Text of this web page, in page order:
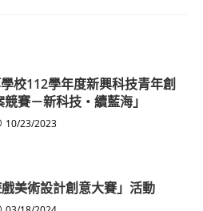
校112學年度新興科技青年創
賽－新科技‧續藍海」
10/23/2023
戲美術設計創意大賽」活動